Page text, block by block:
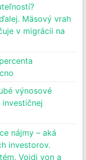
Mäsový vrah
v migrácii na
výnosové
nájmy – aká
investorov.
Vojdi von a